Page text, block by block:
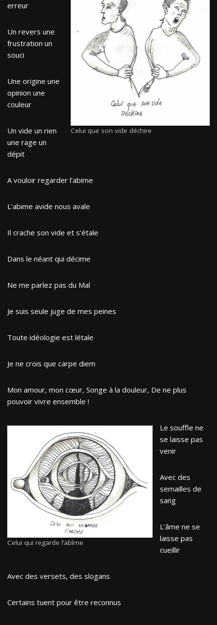
Celui que son vide déchire
erreur
Un revers une
frustration un
souci
Une origine une
opinion une
couleur
Un vide un rien
une rage un
dépit
A vouloir regarder l’abime
L’abime avide nous avale
Il crache son vide et s’étale
Dans le néant qui décime
Ne me parlez pas du Mal
Je suis seule juge de mes peines
Toute idéologie est létale
Je ne crois que carpe diem
Mon amour, mon cœur, Songe à la douleur, De ne plus
pouvoir vivre ensemble !
Celui qui regarde l’abîme
Le souffle ne
se laisse pas
venir
Avec des
semailles de
sang
L’âme ne se
laisse pas
cueillir
Avec des versets, des slogans
Certains tuent pour être reconnus